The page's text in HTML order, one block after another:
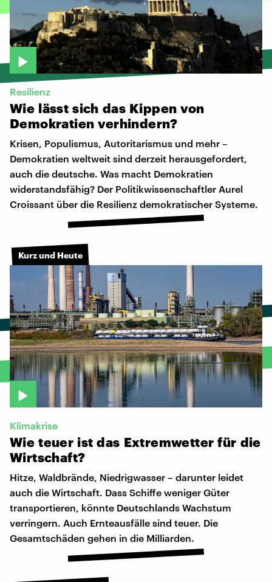
Resilienz
Wie lässt sich das Kippen von
Demokratien verhindern?
Krisen, Populismus, Autoritarismus und mehr –
Demokratien weltweit sind derzeit herausgefordert,
auch die deutsche. Was macht Demokratien
widerstandsfähig? Der Politikwissenschaftler Aurel
Croissant über die Resilienz demokratischer Systeme.
Kurz und Heute
Klimakrise
Wie teuer ist das Extremwetter für die
Wirtschaft?
Hitze, Waldbrände, Niedrigwasser – darunter leidet
auch die Wirtschaft. Dass Schiffe weniger Güter
transportieren, könnte Deutschlands Wachstum
verringern. Auch Ernteausfälle sind teuer. Die
Gesamtschäden gehen in die Milliarden.